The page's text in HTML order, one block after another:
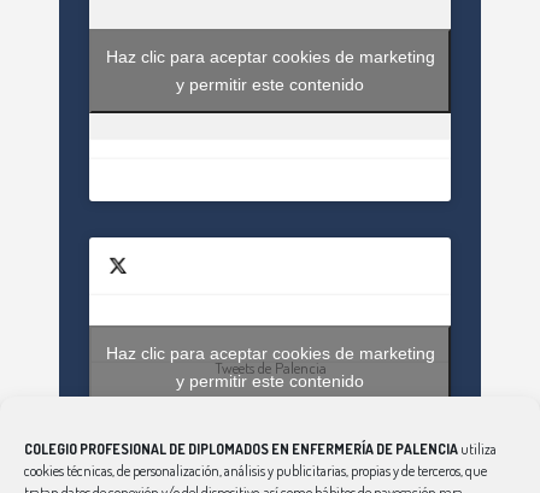
COLEGIO PROFESIONAL DE DIPLOMADOS EN ENFERMERÍA DE PALENCIA utiliza
cookies técnicas, de personalización, análisis y publicitarias, propias y de terceros, que
Haz clic para aceptar cookies de marketing
y permitir este contenido
Tweets de Palencia
Haz clic para aceptar cookies de marketing
y permitir este contenido